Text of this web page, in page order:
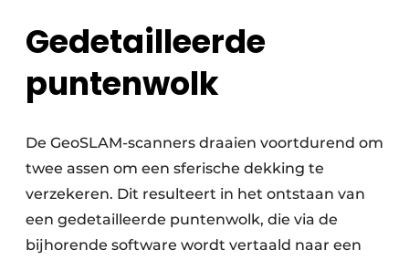
Gedetailleerde
puntenwolk
De GeoSLAM-scanners draaien voortdurend om
twee assen om een sferische dekking te
verzekeren. Dit resulteert in het ontstaan van
een gedetailleerde puntenwolk, die via de
bijhorende software wordt vertaald naar een